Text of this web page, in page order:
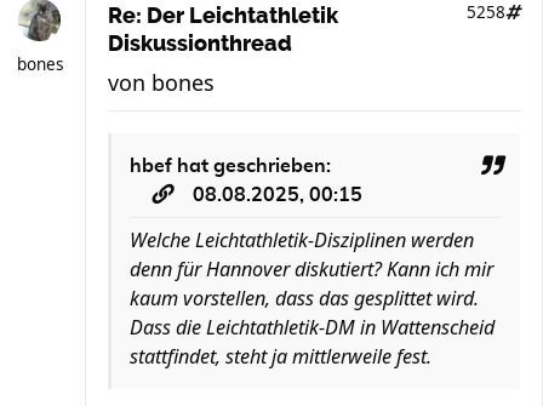
bones
Re: Der Leichtathletik
Diskussionthread
5258
von bones
hbef hat geschrieben:
08.08.2025, 00:15
Welche Leichtathletik-Disziplinen werden
denn für Hannover diskutiert? Kann ich mir
kaum vorstellen, dass das gesplittet wird.
Dass die Leichtathletik-DM in Wattenscheid
stattfindet, steht ja mittlerweile fest.